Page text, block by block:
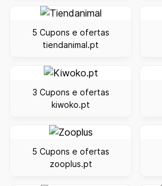
5 Cupons e ofertas
tiendanimal.pt
3 Cupons e ofertas
kiwoko.pt
5 Cupons e ofertas
zooplus.pt